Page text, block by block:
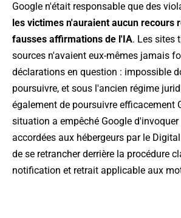
Google n'était responsable que des
les victimes n'auraient aucun recours
fausses affirmations de l'IA. Les sites
sources n'avaient eux-mêmes jamais
déclarations en question : impossible
poursuivre, et sous l'ancien régime
également de poursuivre efficacement
situation a empêché Google
accordées aux hébergeurs par le
de se retrancher derrière la procédure
notification et retrait applicable aux